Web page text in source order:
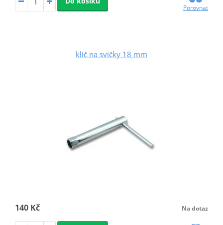
Porovnat
klíč na svíčky 18 mm
140 Kč Na dotaz